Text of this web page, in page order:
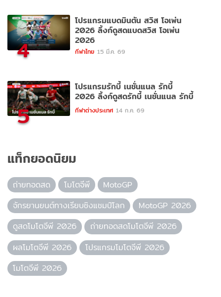
4
โปรแกรมแบดมินตัน สวิส โอเพ่น
2026 ลิ้งก์ดูสดแบดสวิส โอเพ่น
2026
กีฬาไทย 15 มี.ค. 69
5
โปรแกรมรักบี้ เนชั่นแนล รักบี้
2026 ลิ้งก์ดูสดรักบี้ เนชั่นแนล รักบี้
กีฬาต่างประเทศ 14 ก.ค. 69
แท็กยอดนิยม
ถ่ายทอดสด โมโตจีพี
MotoGP
จักรยานยนต์ทางเรียบชิงแชมป์โลก
MotoGP 2026
ดูสดโมโตจีพี 2026
ถ่ายทอดสดโมโตจีพี 2026
ผลโมโตจีพี 2026
โปรแกรมโมโตจีพี 2026
โมโตจีพี 2026